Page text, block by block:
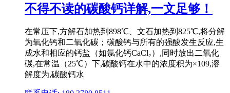
不得不读的碳酸钙详解,一文足够！
在常压下,方解石加热到898℃、文石加热到825℃,将分解
为氧化钙和二氧化碳；碳酸钙与所有的强酸发生反应,生
成水和相应的钙盐（如氯化钙CaCl₂）,同时放出二氧化
碳,在常温（25℃）下,碳酸钙在水中的浓度积为×109,溶
解度为,碳酸钙水